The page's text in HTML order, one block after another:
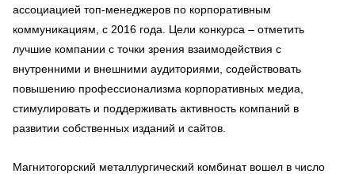
ассоциацией топ-менеджеров по корпоративным
коммуникациям, с 2016 года. Цели конкурса – отметить
лучшие компании с точки зрения взаимодействия с
внутренними и внешними аудиториями, содействовать
повышению профессионализма корпоративных медиа,
стимулировать и поддерживать активность компаний в
развитии собственных изданий и сайтов.
Магнитогорский металлургический комбинат вошел в число